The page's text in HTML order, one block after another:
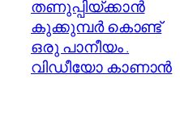
തണുപ്പിയ്ക്കാൻ
കുക്കുമ്പർ കൊണ്ട്
ഒരു പാനീയം .
വിഡീയോ കാണാൻ